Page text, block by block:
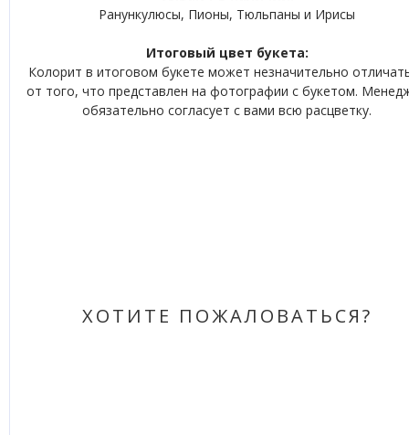
Ранункулюсы, Пионы, Тюльпаны и Ирисы
Итоговый цвет букета:
Колорит в итоговом букете может незначительно
от того, что представлен на фотографии с букетом.
обязательно согласует с вами всю расцветку.
ХОТИТЕ ПОЖАЛОВАТЬСЯ?